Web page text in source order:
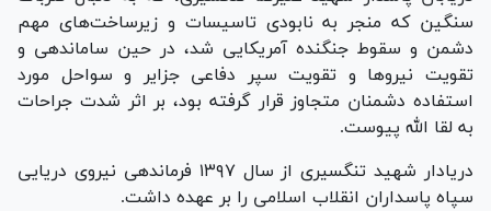
سنگین که منجر به نابودی تاسیسات و زیرساخت‌های مهم
دشمن و سقوط جنگنده آمریکایی شد، در حین ساماندهی و
تقویت نیرو‌ها و تقویت سپر دفاعی جزایر و سواحل مورد
استفاده دشمنان متجاوز قرار گرفته بود، بر اثر شدت جراحات
به لقا الله پیوست.
دریادار شهید تنگسیری از سال ۱۳۹۷ فرماندهی نیروی دریایی
سپاه پاسداران انقلاب اسلامی را بر عهده داشت.